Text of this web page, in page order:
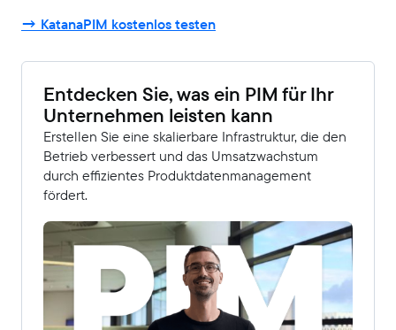
→ KatanaPIM kostenlos testen
Entdecken Sie, was ein PIM für Ihr
Unternehmen leisten kann
Erstellen Sie eine skalierbare Infrastruktur, die den
Betrieb verbessert und das Umsatzwachstum
durch effizientes Produktdatenmanagement
fördert.